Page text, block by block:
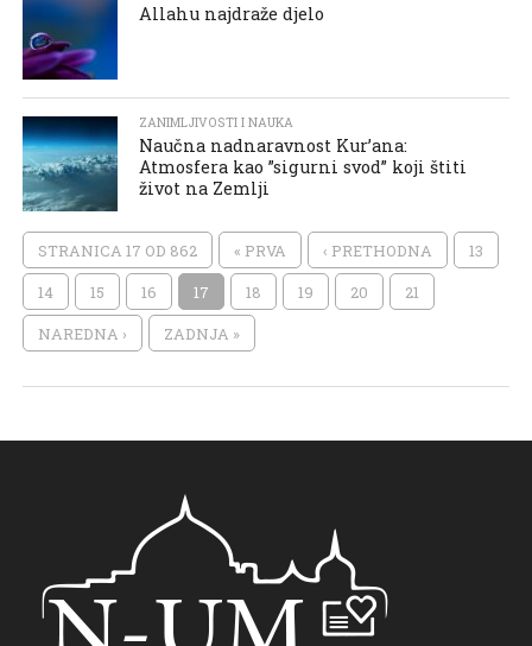
Allahu najdraže djelo
ZANIMLJIVOSTI I NAUKA
Naučna nadnaravnost Kur’ana:
Atmosfera kao ”sigurni svod” koji štiti
život na Zemlji
STRANICA 17 OD 862 « PRVA ‹ PRETHODNA 13
14 15 16 17 18 19 20 21
NAREDNA › ZADNJA »